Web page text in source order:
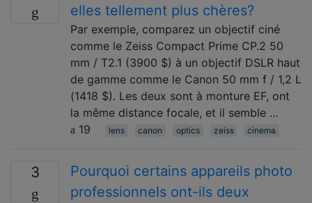
elles tellement plus chères?
Par exemple, comparez un objectif ciné
comme le Zeiss Compact Prime CP.2 50
mm / T2.1 (3900 $) à un objectif DSLR haut
de gamme comme le Canon 50 mm f / 1,2 L
(1418 $). Les deux sont à monture EF, ont
la même distance focale, et il semble …
19
lens canon optics zeiss cinema
3
Pourquoi certains appareils photo
professionnels ont-ils deux